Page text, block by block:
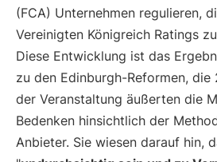
(FCA) Unternehmen regulieren,
Vereinigten Königreich Ratings
Diese Entwicklung ist das
zu den Edinburgh-Reformen,
der Veranstaltung äußerten die
Bedenken hinsichtlich der
Anbieter. Sie wiesen darauf hin,